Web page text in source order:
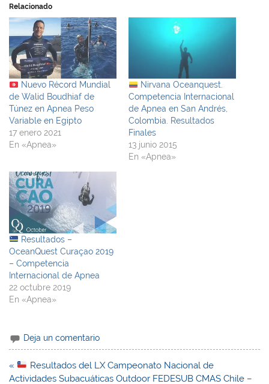
Relacionado
Nuevo Récord Mundial
de Walid Boudhiaf de
Túnez en Apnea Peso
Variable en Egipto
17 enero 2021
En «Apnea»
Nirvana Oceanquest.
Competencia Internacional
de Apnea en San Andrés,
Colombia. Resultados
Finales
13 junio 2015
En «Apnea»
Resultados –
OceanQuest Curaçao 2019
– Competencia
Internacional de Apnea
22 octubre 2019
En «Apnea»
Deja un comentario
Navegación
de
«
Resultados del LX Campeonato Nacional de
Actividades Subacuáticas Outdoor FEDESUB CMAS Chile –